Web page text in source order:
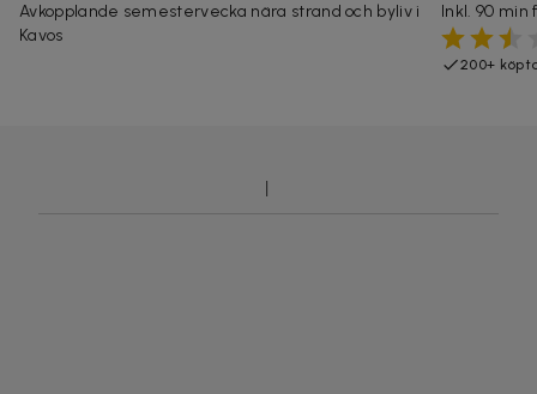
Avkopplande semestervecka nära strand och byliv i
Kavos
Inkl. 90 min
200+